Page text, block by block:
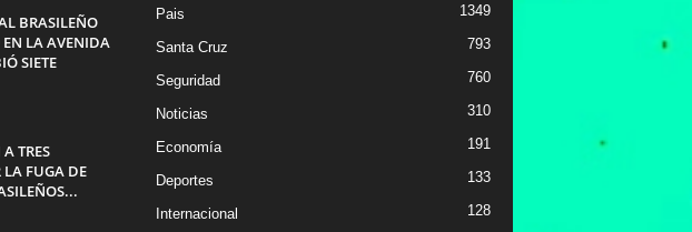
BRASILEÑO
LA AVENIDA
SIETE
TRES
LA FUGA DE
Pais 1349
Santa Cruz 793
Seguridad 760
Noticias 310
Economía 191
Deportes 133
Internacional 128